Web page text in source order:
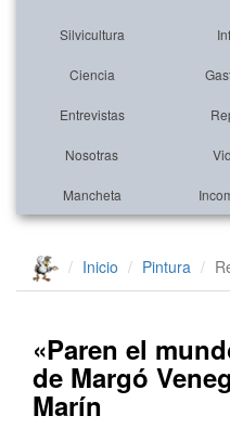
Silvicultura
Ciencia
Entrevistas
Nosotras
Mancheta
Inicio Pintura
«Paren el
de Margó
Marín